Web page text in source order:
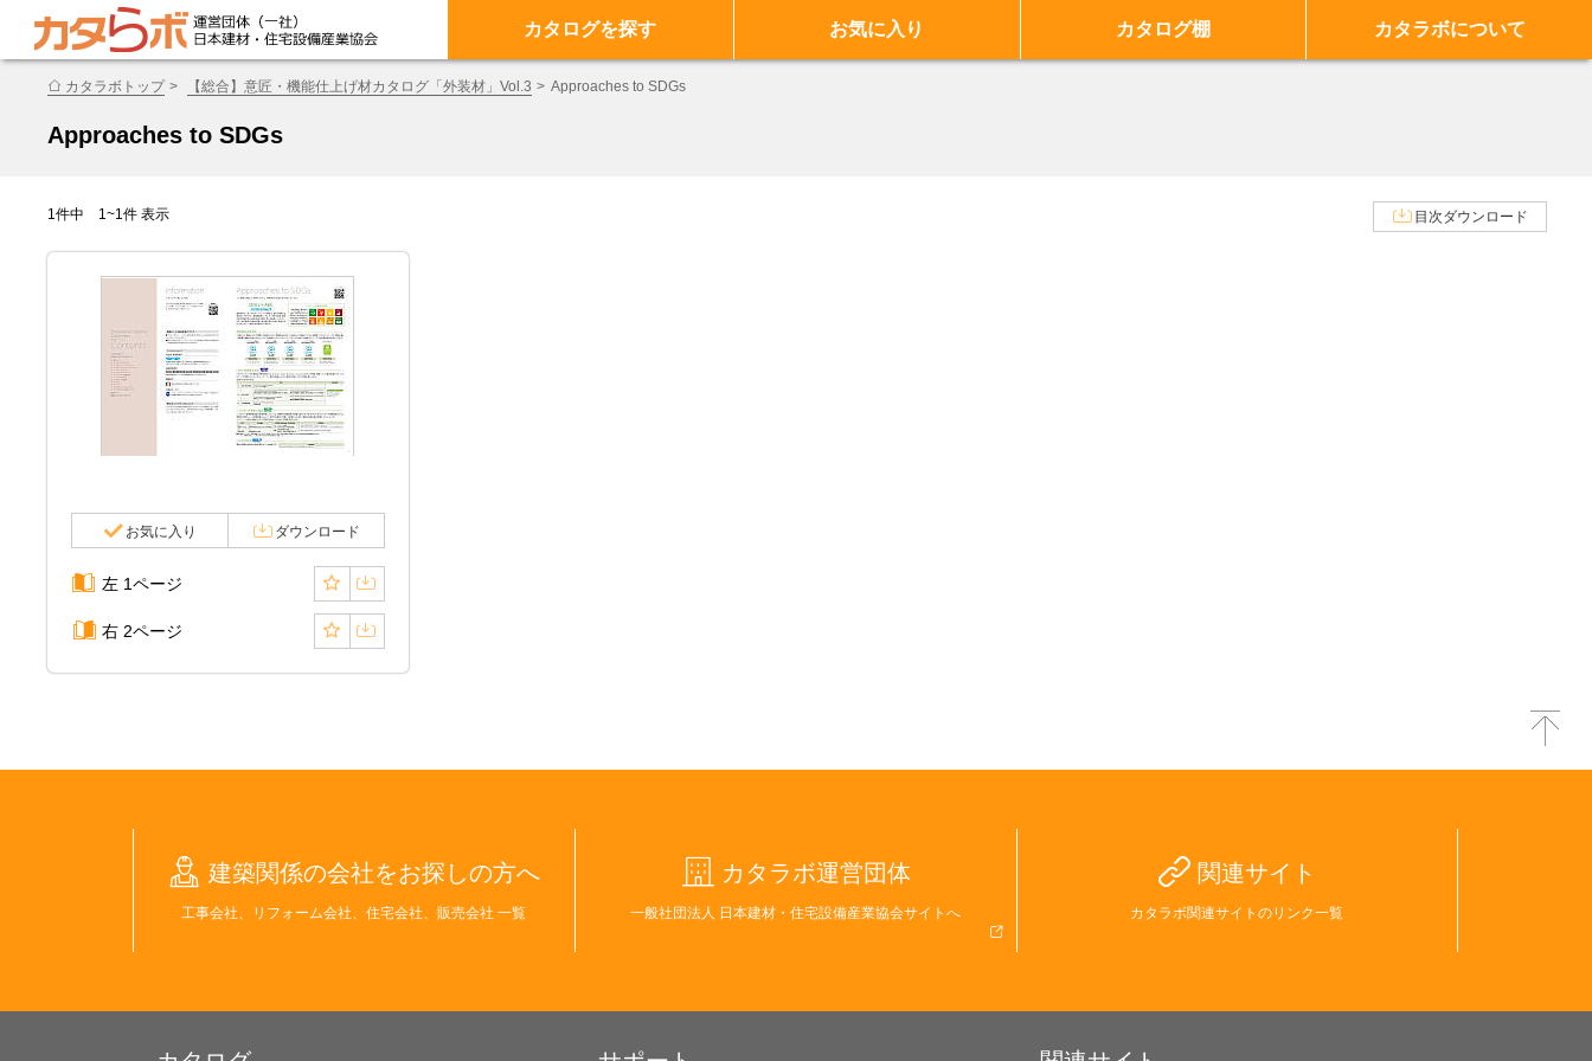
カタログを探す お気に入り カタログ棚 カタラボについて
カタラボトップ 【総合】意匠・機能仕上げ材カタログ「外装材」Vol.3 Approaches to SDGs
Approaches to SDGs
1件中 1~1件 表示 目次ダウンロード
お気に入り ダウンロード
左 1ページ
右 2ページ
建築関係の会社をお探しの方へ
工事会社、リフォーム会社、住宅会社、販売会社 一覧
カタラボ運営団体
一般社団法人 日本建材・住宅設備産業協会サイトへ
関連サイト
カタラボ関連サイトのリンク一覧